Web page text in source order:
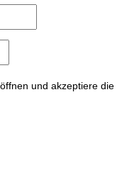
und akzeptiere die